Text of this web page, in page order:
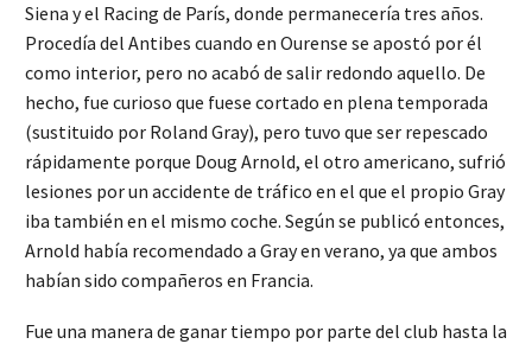
Siena y el Racing de París, donde permanecería tres años.
Procedía del Antibes cuando en Ourense se apostó por él
como interior, pero no acabó de salir redondo aquello. De
hecho, fue curioso que fuese cortado en plena temporada
(sustituido por Roland Gray), pero tuvo que ser repescado
rápidamente porque Doug Arnold, el otro americano, sufrió
lesiones por un accidente de tráfico en el que el propio Gray
iba también en el mismo coche. Según se publicó entonces,
Arnold había recomendado a Gray en verano, ya que ambos
habían sido compañeros en Francia.
Fue una manera de ganar tiempo por parte del club hasta la